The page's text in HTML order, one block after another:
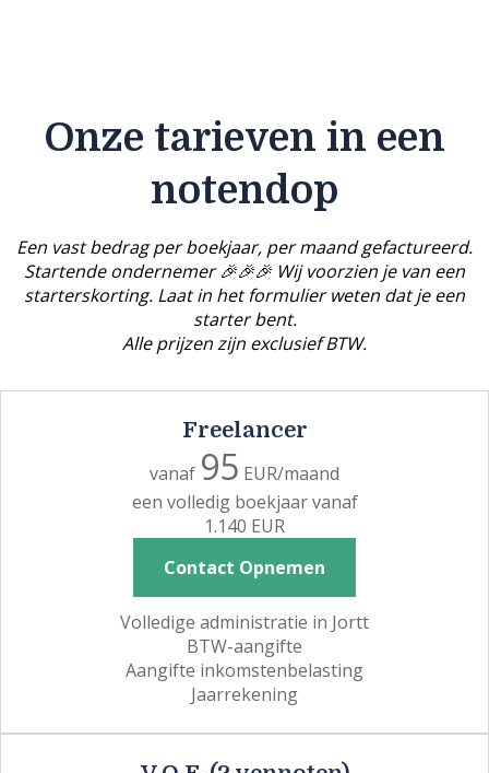
Onze tarieven in een
notendop
Een vast bedrag per boekjaar, per maand gefactureerd.
Startende ondernemer 🎉🎉🎉 Wij voorzien je van een
starterskorting. Laat in het formulier weten dat je een
starter bent.
Alle prijzen zijn exclusief BTW.
Freelancer
vanaf 95 EUR/maand
een volledig boekjaar vanaf
1.140 EUR
Contact Opnemen
Volledige administratie in Jortt
BTW-aangifte
Aangifte inkomstenbelasting
Jaarrekening